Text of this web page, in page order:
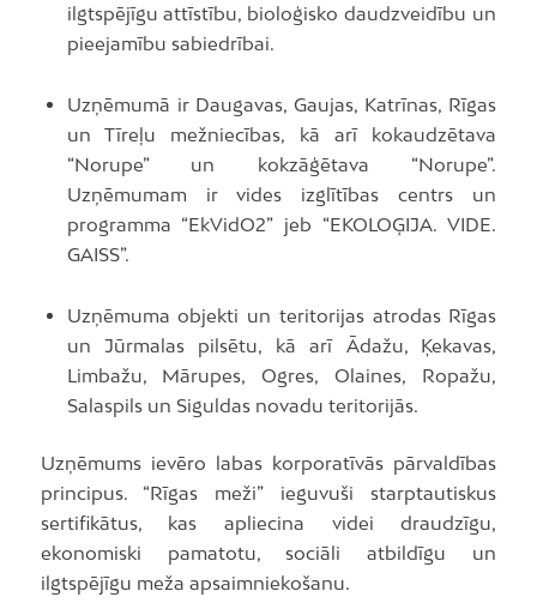
ilgtspējīgu attīstību, bioloģisko daudzveidību un
pieejamību sabiedrībai.
Uzņēmumā ir Daugavas, Gaujas, Katrīnas, Rīgas
un Tīreļu mežniecības, kā arī kokaudzētava
“Norupe” un kokzāģētava “Norupe”.
Uzņēmumam ir vides izglītības centrs un
programma “EkVidO2” jeb “EKOLOĢIJA. VIDE.
GAISS”.
Uzņēmuma objekti un teritorijas atrodas Rīgas
un Jūrmalas pilsētu, kā arī Ādažu, Ķekavas,
Limbažu, Mārupes, Ogres, Olaines, Ropažu,
Salaspils un Siguldas novadu teritorijās.
Uzņēmums ievēro labas korporatīvās pārvaldības
principus. “Rīgas meži” ieguvuši starptautiskus
sertifikātus, kas apliecina videi draudzīgu,
ekonomiski pamatotu, sociāli atbildīgu un
ilgtspējīgu meža apsaimniekošanu.